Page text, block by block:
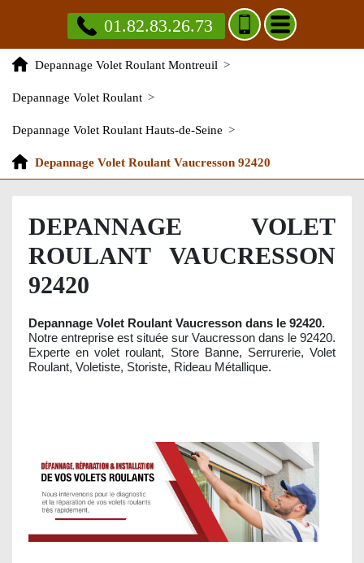
01.82.83.26.73
Depannage Volet Roulant Montreuil >
Depannage Volet Roulant >
Depannage Volet Roulant Hauts-de-Seine >
Depannage Volet Roulant Vaucresson 92420
DEPANNAGE VOLET
ROULANT VAUCRESSON
92420
Depannage Volet Roulant Vaucresson dans le 92420.
Notre entreprise est située sur Vaucresson dans le 92420.
Experte en volet roulant, Store Banne, Serrurerie, Volet
Roulant, Voletiste, Storiste, Rideau Métallique.